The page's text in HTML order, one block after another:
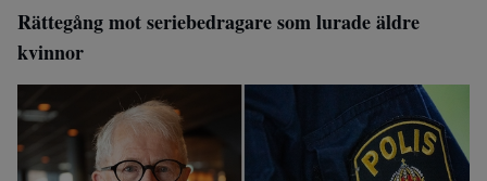
Rättegång mot seriebedragare som lurade äldre
kvinnor